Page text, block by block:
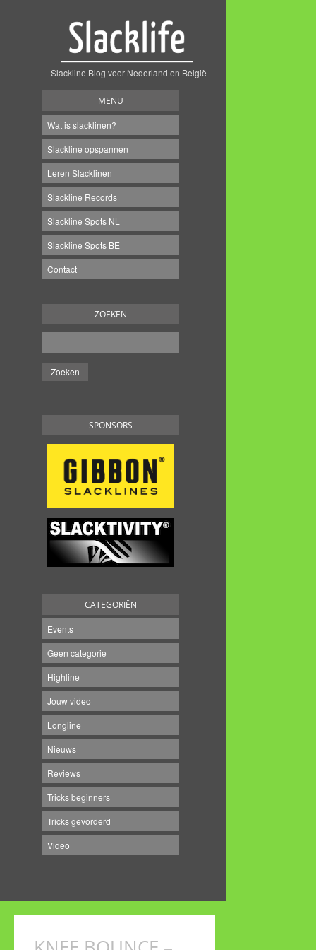
Slackline Blog voor Nederland en België
MENU
Wat is slacklinen?
Slackline opspannen
Leren Slacklinen
Slackline Records
Slackline Spots NL
Slackline Spots BE
Contact
ZOEKEN
SPONSORS
CATEGORIËN
Events
Geen categorie
Highline
Jouw video
Longline
Nieuws
Reviews
Tricks beginners
Tricks gevorderd
Video